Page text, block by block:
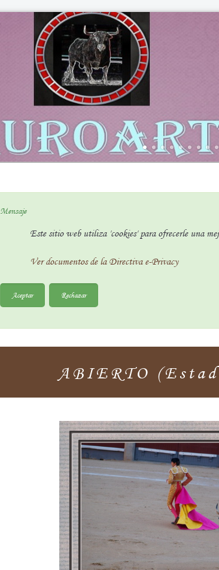
Mensaje
Este sitio web utiliza 'cookies' para ofrecerle una
Ver documentos de la Directiva e-Privacy
Aceptar Rechazar
ABIERTO